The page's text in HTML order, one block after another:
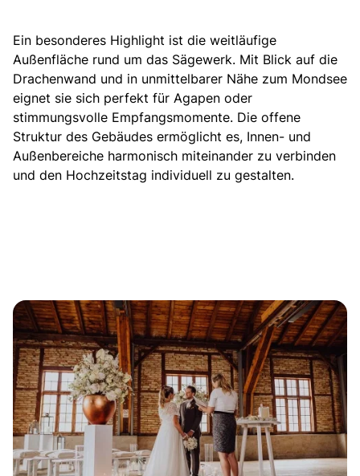
Ein besonderes Highlight ist die weitläufige
Außenfläche rund um das Sägewerk. Mit Blick auf die
Drachenwand und in unmittelbarer Nähe zum Mondsee
eignet sie sich perfekt für Agapen oder
stimmungsvolle Empfangsmomente. Die offene
Struktur des Gebäudes ermöglicht es, Innen- und
Außenbereiche harmonisch miteinander zu verbinden
und den Hochzeitstag individuell zu gestalten.